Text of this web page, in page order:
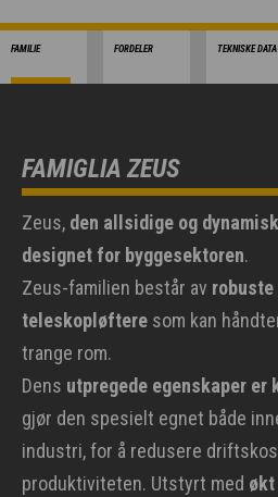
FAMILIE FORDELER TEKNISKE DATA
FAMIGLIA ZEUS
Zeus, den allsidige og
designet for byggesektoren.
Zeus-familien består av
teleskopløftere som kan
trange rom.
Dens utpregede egenskaper
gjør den spesielt egnet både
industri, for å redusere
produktiviteten. Utstyrt med